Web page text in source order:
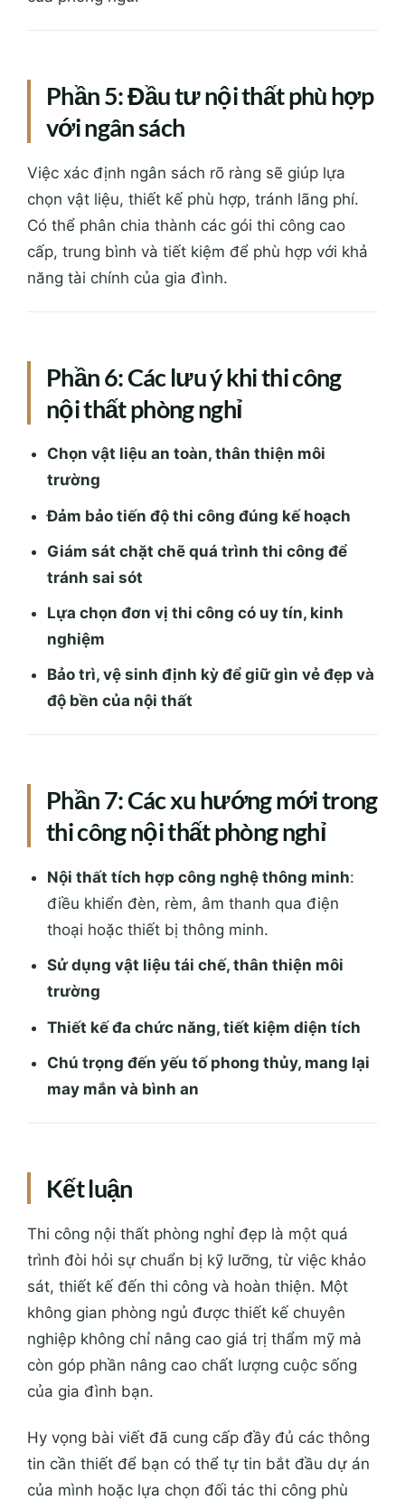
Phần 5: Đầu tư nội thất phù hợp
với ngân sách
Việc xác định ngân sách rõ ràng sẽ giúp lựa
chọn vật liệu, thiết kế phù hợp, tránh lãng phí.
Có thể phân chia thành các gói thi công cao
cấp, trung bình và tiết kiệm để phù hợp với khả
năng tài chính của gia đình.
Phần 6: Các lưu ý khi thi công
nội thất phòng nghỉ
Chọn vật liệu an toàn, thân thiện môi
trường
Đảm bảo tiến độ thi công đúng kế hoạch
Giám sát chặt chẽ quá trình thi công để
tránh sai sót
Lựa chọn đơn vị thi công có uy tín, kinh
nghiệm
Bảo trì, vệ sinh định kỳ để giữ gìn vẻ đẹp và
độ bền của nội thất
Phần 7: Các xu hướng mới trong
thi công nội thất phòng nghỉ
Nội thất tích hợp công nghệ thông minh:
điều khiển đèn, rèm, âm thanh qua điện
thoại hoặc thiết bị thông minh.
Sử dụng vật liệu tái chế, thân thiện môi
trường
Thiết kế đa chức năng, tiết kiệm diện tích
Chú trọng đến yếu tố phong thủy, mang lại
may mắn và bình an
Kết luận
Thi công nội thất phòng nghỉ đẹp là một quá
trình đòi hỏi sự chuẩn bị kỹ lưỡng, từ việc khảo
sát, thiết kế đến thi công và hoàn thiện. Một
không gian phòng ngủ được thiết kế chuyên
nghiệp không chỉ nâng cao giá trị thẩm mỹ mà
còn góp phần nâng cao chất lượng cuộc sống
của gia đình bạn.
Hy vọng bài viết đã cung cấp đầy đủ các thông
tin cần thiết để bạn có thể tự tin bắt đầu dự án
của mình hoặc lựa chọn đối tác thi công phù